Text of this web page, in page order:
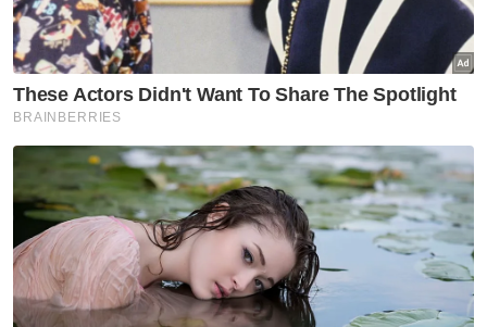
Mohamad Munir berkata, Sultan Selangor
turut sependapat dengan Yang di-Pertuan
Agong dan menyokong penuh titah Seri
Paduka Baginda itu.
Artikel Berkaitan:
Sultan Selangor berkenan sertai majlis bacaan
Yasin, tahlil
Titah Sultan Selangor satu peringatan buat wakil
rakyat
Cukuplah berpolitik, beta dah penat dengar - Sultan
Selangor